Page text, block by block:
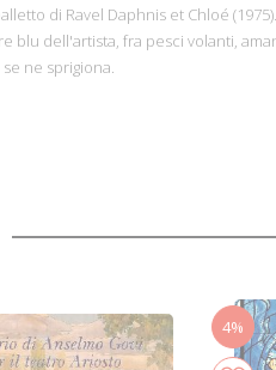
di Ravel Daphnis et Chloé
blu dell'artista, fra pesci volanti,
ne sprigiona.
4%